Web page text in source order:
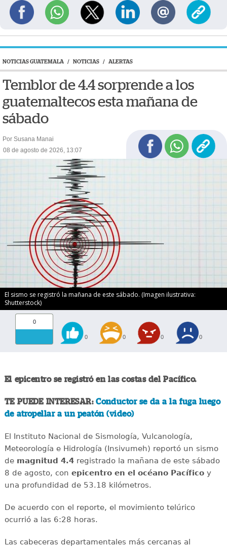
NOTICIAS GUATEMALA / NOTICIAS / ALERTAS
Temblor de 4.4 sorprende a los
guatemaltecos esta mañana de
sábado
Por Susana Manai
08 de agosto de 2026, 13:07
El sismo se registró la mañana de este sábado. (Imagen ilustrativa:
Shutterstock)
0
0 0 0 0
El epicentro se registró en las costas del Pacífico.
TE PUEDE INTERESAR:Conductor se da a la fuga luego
de atropellar a un peatón (video)
El Instituto Nacional de Sismología, Vulcanología,
Meteorología e Hidrología (Insivumeh) reportó un sismo
de magnitud 4.4registrado la mañana de este sábado
8 de agosto, con epicentro en el océano Pacíficoy
una profundidad de 53.18 kilómetros.
De acuerdo con el reporte, el movimiento telúrico
ocurrió a las 6:28 horas.
Las cabeceras departamentales más cercanas al